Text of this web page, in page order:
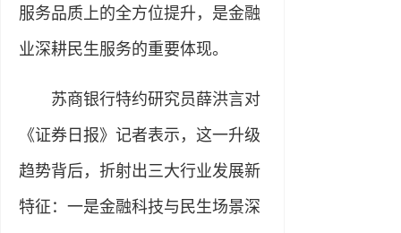
服务品质上的全方位提升，是金融
业深耕民生服务的重要体现。
苏商银行特约研究员薛洪言对
《证券日报》记者表示，这一升级
趋势背后，折射出三大行业发展新
特征：一是金融科技与民生场景深